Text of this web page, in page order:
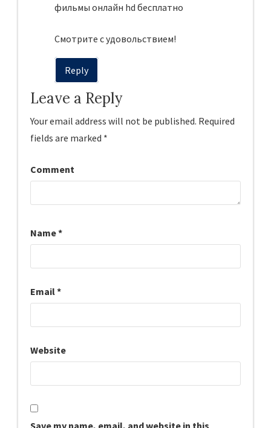
фильмы онлайн hd бесплатно
Смотрите с удовольствием!
Reply
Leave a Reply
Your email address will not be published. Required
fields are marked *
Comment
Name*
Email*
Website
Save my name, email, and website in this